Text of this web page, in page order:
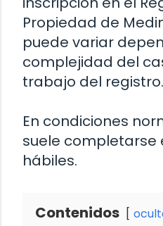
Propiedad de
puede variar
complejidad del
trabajo del registro.
En condiciones
suele completarse
hábiles.
Contenidos